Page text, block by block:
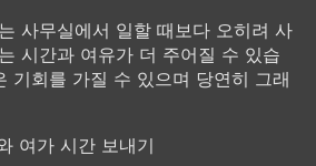
사무실에서 일할 때보다 오히려 사
시간과 여유가 더 주어질 수 있습
기회를 가질 수 있으며 당연히 그래
여가 시간 보내기